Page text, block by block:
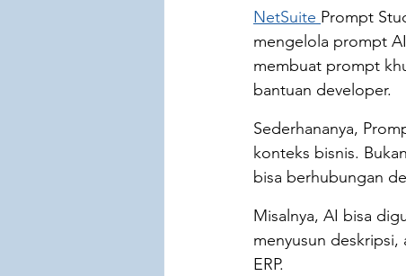
NetSuite Prompt
mengelola prompt
membuat prompt
bantuan developer.
Sederhananya,
konteks bisnis.
bisa berhubungan
Misalnya, AI bisa
menyusun
ERP.